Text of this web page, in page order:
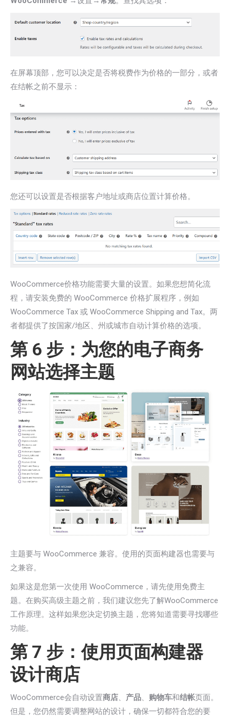
在屏幕顶部，您可以决定是否将税费作为价格的一部分，或者
在结帐之前不显示：
您还可以设置是否根据客户地址或商店位置计算价格。
WooCommerce价格功能需要大量的设置。如果您想简化流
程，请安装免费的 WooCommerce 价格扩展程序，例如
WooCommerce Tax 或 WooCommerce Shipping and Tax。两
者都提供了按国家/地区、州或城市自动计算价格的选项。
第 6 步：为您的电子商务
网站选择主题
主题要与 WooCommerce 兼容。使用的页面构建器也需要与
之兼容。
如果这是您第一次使用 WooCommerce，请先使用免费主
题。在购买高级主题之前，我们建议您先了解WooCommerce
工作原理。这样如果您决定切换主题，您将知道需要寻找哪些
功能。
第 7 步：使用页面构建器
设计商店
WooCommerce会自动设置商店、 产品、 购物车和结帐页面。
但是，您仍然需要调整网站的设计，确保一切都符合您的要